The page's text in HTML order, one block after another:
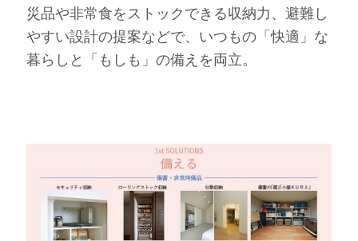
災品や非常食をストックできる収納力、避難し
やすい設計の提案などで、いつもの「快適」な
暮らしと「もしも」の備えを両立。